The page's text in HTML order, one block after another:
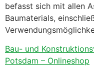
befasst sich mit allen
Baumaterials,
Bau- und
Potsdam – Onlineshop